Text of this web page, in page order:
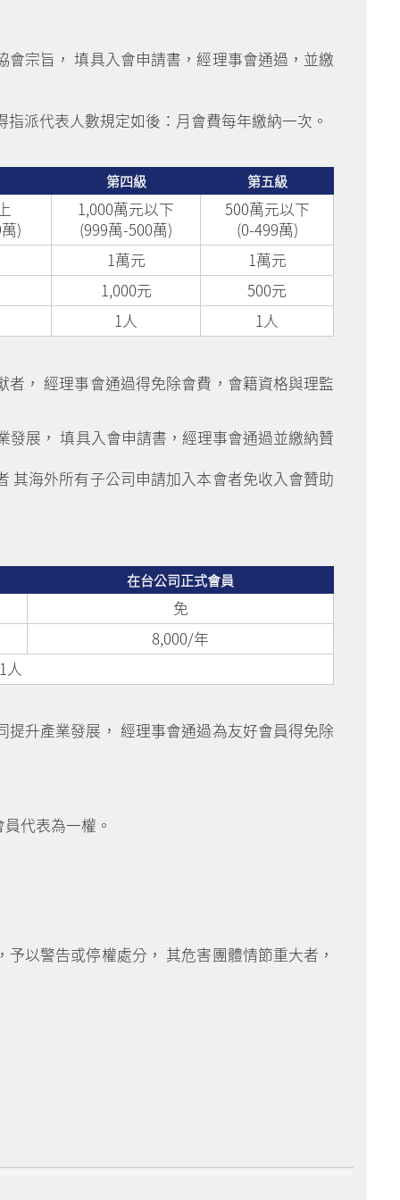
宗旨， 填具入會申請書，經理事會通過，並繳
派代表人數規定如後：月會費每年繳納一次。
第四級 第五級
)
1,000萬元以下
(999萬-500萬)
500萬元以下
(0-499萬)
1萬元
1萬元
1,000元
500元
1人
1人
， 經理事會通過得免除會費，會籍資格與理監
展， 填具入會申請書，經理事會通過並繳納贊
其海外所有子公司申請加入本會者免收入會贊助
在台公司正式會員
免
8,000/年
人
升產業發展， 經理事會通過為友好會員得免除
代表為一權。
以警告或停權處分， 其危害團體情節重大者，